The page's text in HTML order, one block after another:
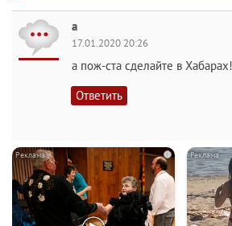
а
17.01.2020 20:26
а пож-ста сделайте в Хабарах!
Ответить
i